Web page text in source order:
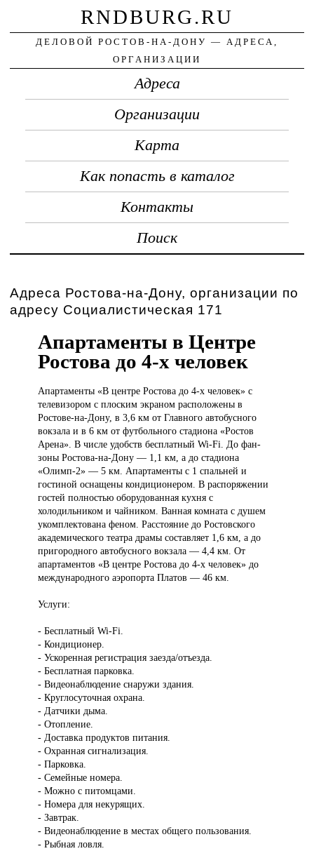
RNDBURG.RU
ДЕЛОВОЙ РОСТОВ-НА-ДОНУ — АДРЕСА,
ОРГАНИЗАЦИИ
Адреса
Организации
Карта
Как попасть в каталог
Контакты
Поиск
Адреса Ростова-на-Дону, организации по
адресу Социалистическая 171
Апартаменты в Центре
Ростова до 4-х человек
Апартаменты «Вцентре Ростова до 4-х человек» с
телевизором с плоским экраном расположены в
Ростове-на-Дону, в 3,6 км от Главного автобусного
вокзала и в 6 км от футбольного стадиона «Ростов
Арена». В числе удобств бесплатный Wi-Fi. До фан-
зоны Ростова-на-Дону — 1,1 км, а до стадиона
«Олимп-2» — 5 км. Апартаменты с 1 спальней и
гостиной оснащены кондиционером. В распоряжении
гостей полностью оборудованная кухня с
холодильником и чайником. Ванная комната с душем
укомплектована феном. Расстояние до Ростовского
академического театра драмы составляет 1,6 км, а до
пригородного автобусного вокзала — 4,4 км. От
апартаментов «В центре Ростова до 4-х человек» до
международного аэропорта Платов — 46 км.
Услуги:
- Бесплатный Wi-Fi.
- Кондиционер.
- Ускоренная регистрация заезда/отъезда.
- Бесплатная парковка.
- Видеонаблюдение снаружи здания.
- Круглосуточная охрана.
- Датчики дыма.
- Отопление.
- Доставка продуктов питания.
- Охранная сигнализация.
- Парковка.
- Семейные номера.
- Можно с питомцами.
- Номера для некурящих.
- Завтрак.
- Видеонаблюдение в местах общего пользования.
- Рыбная ловля.